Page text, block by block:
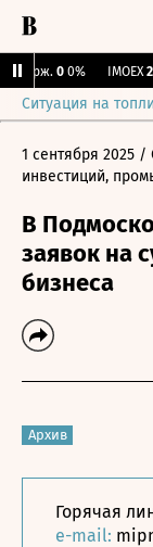
Бирж. 0 0% IMOEX 2
Ситуация на
1 сентября 2025 /
инвестиций,
В
заявок на
бизнеса
Архив
Горячая
e-mail: